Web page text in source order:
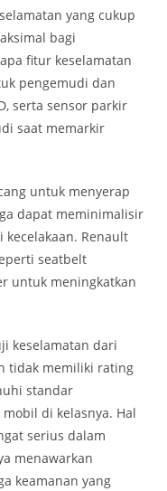
yang cukup
bagi
fitur keselamatan
pengemudi dan
serta sensor parkir
saat memarkir
untuk menyerap
dapat meminimalisir
Renault
seatbelt
untuk meningkatkan
keselamatan dari
tidak memiliki rating
standar
di kelasnya. Hal
serius dalam
menawarkan
keamanan yang